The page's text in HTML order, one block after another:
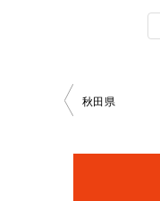
投秋田県